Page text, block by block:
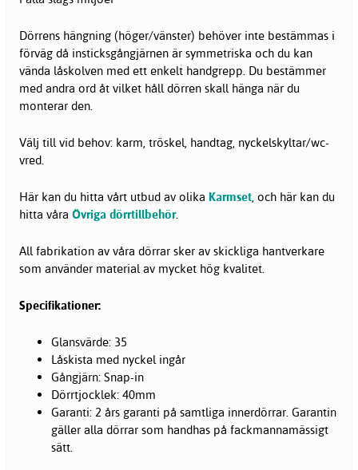
Dörrens hängning (höger/vänster) behöver inte bestämmas i
förväg då insticksgångjärnen är symmetriska och du kan
vända låskolven med ett enkelt handgrepp. Du bestämmer
med andra ord åt vilket håll dörren skall hänga när du
monterar den.
Välj till vid behov: karm, tröskel, handtag, nyckelskyltar/wc-
vred.
Här kan du hitta vårt utbud av olika Karmset, och här kan du
hitta våra Övriga dörrtillbehör.
All fabrikation av våra dörrar sker av skickliga hantverkare
som använder material av mycket hög kvalitet.
Specifikationer:
Glansvärde: 35
Låskista med nyckel ingår
Gångjärn: Snap-in
Dörrtjocklek: 40mm
Garanti: 2 års garanti på samtliga innerdörrar. Garantin
gäller alla dörrar som handhas på fackmannamässigt
sätt.